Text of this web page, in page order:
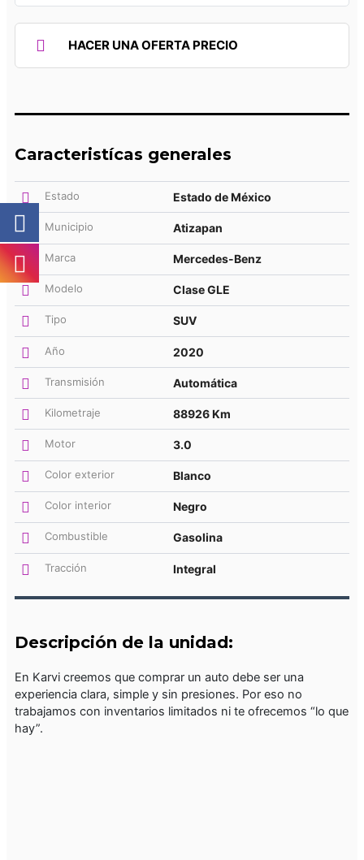
HACER UNA OFERTA PRECIO
Caracteristícas generales
Estado Estado de México
Municipio Atizapan
Marca Mercedes-Benz
Modelo Clase GLE
Tipo SUV
Año 2020
Transmisión Automática
Kilometraje 88926 Km
Motor 3.0
Color exterior Blanco
Color interior Negro
Combustible Gasolina
Tracción Integral
Descripción de la unidad:
En Karvi creemos que comprar un auto debe ser una
experiencia clara, simple y sin presiones. Por eso no
trabajamos con inventarios limitados ni te ofrecemos “lo que
hay”.